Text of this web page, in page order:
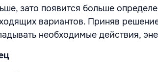
зато появится больше
вариантов. Приняв
необходимые действия,